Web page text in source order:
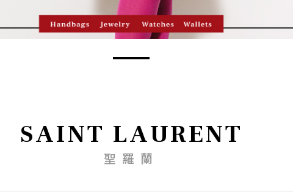
SAINT LAURENT
聖羅蘭